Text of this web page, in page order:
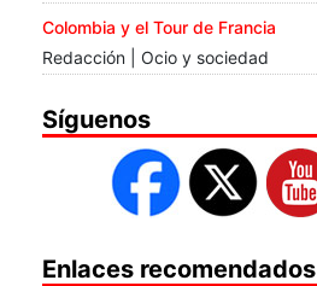
Colombia y el Tour de Francia
Redacción | Ocio y sociedad
Síguenos
Enlaces recomendados